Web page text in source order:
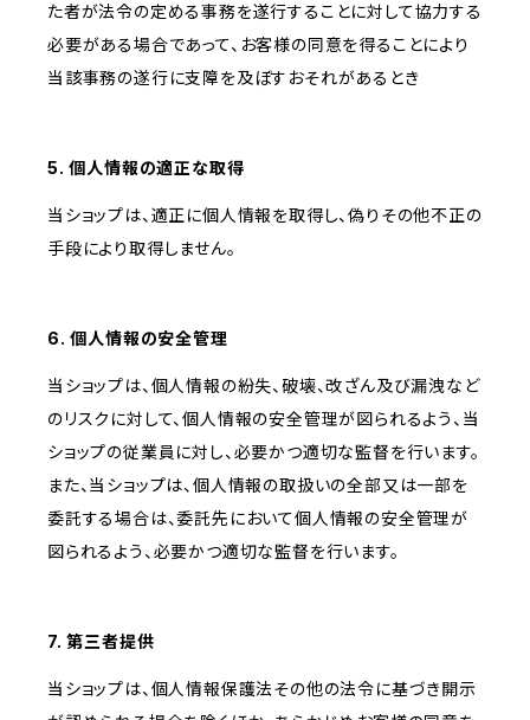
た者が法令の定める事務を遂行することに対して協力する
必要がある場合であって、お客様の同意を得ることにより
当該事務の遂行に支障を及ぼすおそれがあるとき
5. 個人情報の適正な取得
当ショップは、適正に個人情報を取得し、偽りその他不正の
手段により取得しません。
6. 個人情報の安全管理
当ショップは、個人情報の紛失、破壊、改ざん及び漏洩など
のリスクに対して、個人情報の安全管理が図られるよう、当
ショップの従業員に対し、必要かつ適切な監督を行います。
また、当ショップは、個人情報の取扱いの全部又は一部を
委託する場合は、委託先において個人情報の安全管理が
図られるよう、必要かつ適切な監督を行います。
7. 第三者提供
当ショップは、個人情報保護法その他の法令に基づき開示